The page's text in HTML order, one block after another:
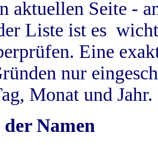
aktuellen Seite -
Liste ist es
Eine
nur
Monat und Jahr.
der Namen